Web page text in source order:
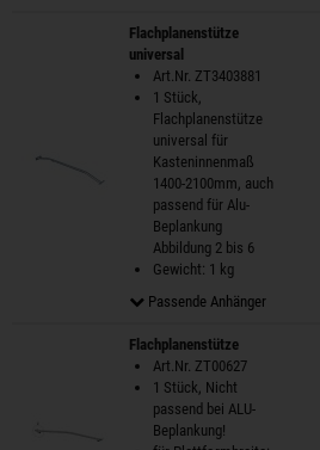
Flachplanenstütze
universal
Art.Nr. ZT3403881
1 Stück,
Flachplanenstütze
universal für
Kasteninnenmaß
1400-2100mm, auch
passend für Alu-
Beplankung
Abbildung 2 bis 6
Gewicht: 1 kg
Passende Anhänger
Flachplanenstütze
Art.Nr. ZT00627
1 Stück, Nicht
passend bei ALU-
Beplankung!